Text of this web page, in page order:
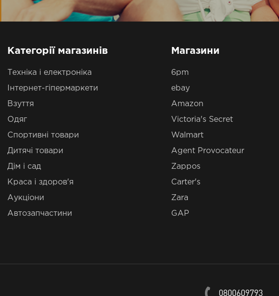
Категорії магазинів
Техніка і електроніка
Інтернет-гіпермаркети
Взуття
Одяг
Спортивні товари
Дитячі товари
Дім і сад
Краса і здоров'я
Аукціони
Автозапчастини
Магазини
6pm
ebay
Amazon
Victoria's Secret
Walmart
Agent Provocateur
Zappos
Carter's
Zara
GAP
0800609793